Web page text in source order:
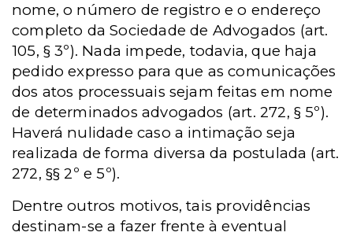
nome, o número de registro e o endereço
completo da Sociedade de Advogados (art.
105, § 3º). Nada impede, todavia, que haja
pedido expresso para que as comunicações
dos atos processuais sejam feitas em nome
de determinados advogados (art. 272, § 5º).
Haverá nulidade caso a intimação seja
realizada de forma diversa da postulada (art.
272, §§ 2º e 5º).
Dentre outros motivos, tais providências
destinam-se a fazer frente à eventual